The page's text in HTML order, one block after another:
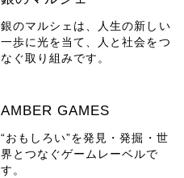
銀のマルシェは、人生の新しい
一歩に光を当て、人と社会をつ
なぐ取り組みです。
AMBER GAMES
“おもしろい”を発見・発掘・世
界とつなぐゲームレーベルで
す。